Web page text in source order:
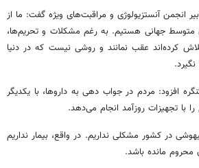
انجمن آنستزیولوژی و مراقبت‌های ویژه گفت: ما از
متوسط جهانی هستیم. به رغم مشکلات و تحریم‌ها،
کرده‌اند عقب نمانند و روشی نیست که در دنیا
افزود: مردم در جواب دهی به داروها، با یکدیگر
با تجهیزات روزآمد انجام می‌دهد.
در کشور مشکلی نداریم. در واقع، بیمار نداریم
محروم مانده باشد.